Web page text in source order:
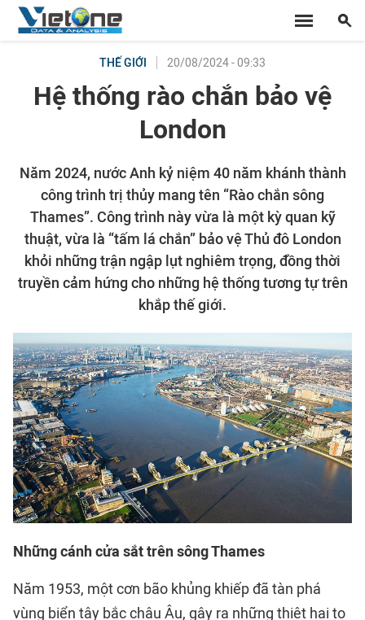
THẾ GIỚI 20/08/2024 - 09:33
Hệ thống rào chắn bảo vệ
London
Năm 2024, nước Anh kỷ niệm 40 năm khánh thành
công trình trị thủy mang tên “Rào chắn sông
Thames”. Công trình này vừa là một kỳ quan kỹ
thuật, vừa là “tấm lá chắn” bảo vệ Thủ đô London
khỏi những trận ngập lụt nghiêm trọng, đồng thời
truyền cảm hứng cho những hệ thống tương tự trên
khắp thế giới.
Những cánh cửa sắt trên sông Thames
Năm 1953, một cơn bão khủng khiếp đã tàn phá
vùng biển tây bắc châu Âu, gây ra những thiệt hại to